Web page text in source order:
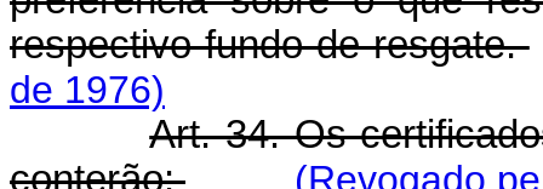
respectivo fundo de resgate.
de 1976)
Art. 34. Os
conterão:
(Revogado